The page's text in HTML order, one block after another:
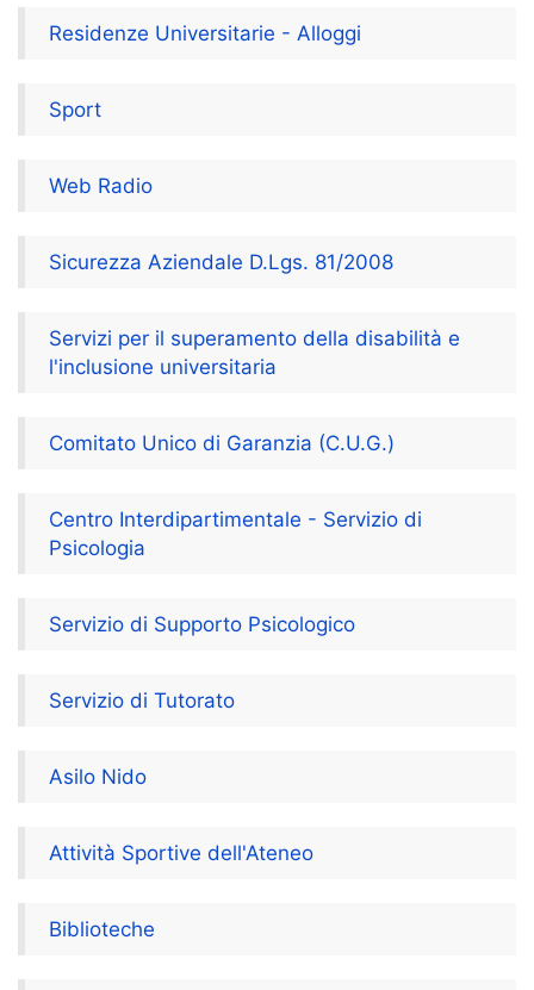
Residenze Universitarie - Alloggi
Sport
Web Radio
Sicurezza Aziendale D.Lgs. 81/2008
Servizi per il superamento della disabilità e
l'inclusione universitaria
Comitato Unico di Garanzia (C.U.G.)
Centro Interdipartimentale - Servizio di
Psicologia
Servizio di Supporto Psicologico
Servizio di Tutorato
Asilo Nido
Attività Sportive dell'Ateneo
Biblioteche